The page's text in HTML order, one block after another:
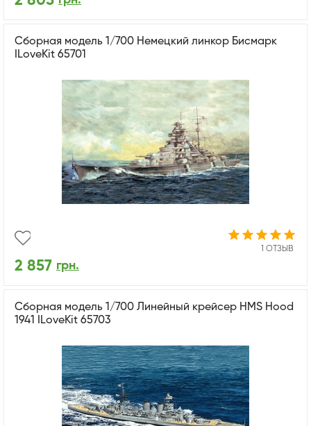
Сборная модель 1/700 Немецкий линкор Бисмарк
ILoveKit 65701
1 ОТЗЫВ
2 857 грн.
Сборная модель 1/700 Линейный крейсер HMS Hood
1941 ILoveKit 65703